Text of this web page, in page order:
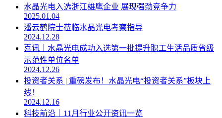
水晶光电入选浙江雄鹰企业 展现强劲竞争力
2025.01.04
潘云鹤院士莅临水晶光电考察指导
2024.12.28
喜讯｜水晶光电成功入选第一批提升职工生活品质省级
示范性单位名单
2024.12.26
投资者关系 | 重磅发布！水晶光电“投资者关系”板块上
线！
2024.12.16
科技前沿｜11月行业公开资讯一览